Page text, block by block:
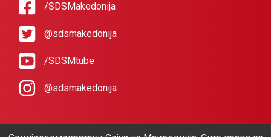
/SDSMakedonija
@sdsmakedonija
/SDSMtube
@sdsmakedonija